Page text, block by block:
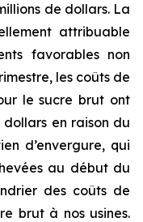
de dollars. La
attribuable
favorables non
les coûts de
le sucre brut ont
dollars en raison du
d’envergure, qui
au début du
des coûts de
brut à nos usines.